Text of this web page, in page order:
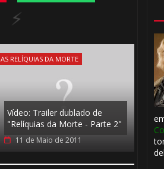
AS RELÍQUIAS DA MORTE
Vídeo: Trailer dublado de
"Relíquias da Morte - Parte 2"
11 de Maio de 2011